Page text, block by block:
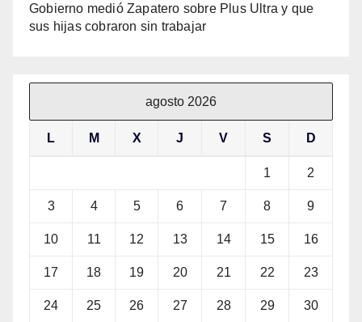
Gobierno medió Zapatero sobre Plus Ultra y que
sus hijas cobraron sin trabajar
agosto 2026
L M X J V S D
1 2
3 4 5 6 7 8 9
10 11 12 13 14 15 16
17 18 19 20 21 22 23
24 25 26 27 28 29 30